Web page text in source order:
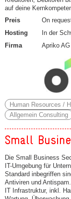
auf deine
Preis
On
Hosting
In der
Firma
Apriko AG
Human Resources /
Allgemein Consulting
Small
Die Small Business
IT-Umgebung für
Standard inbegriffen
Antiviren und
IT Infrastruktur, inkl.